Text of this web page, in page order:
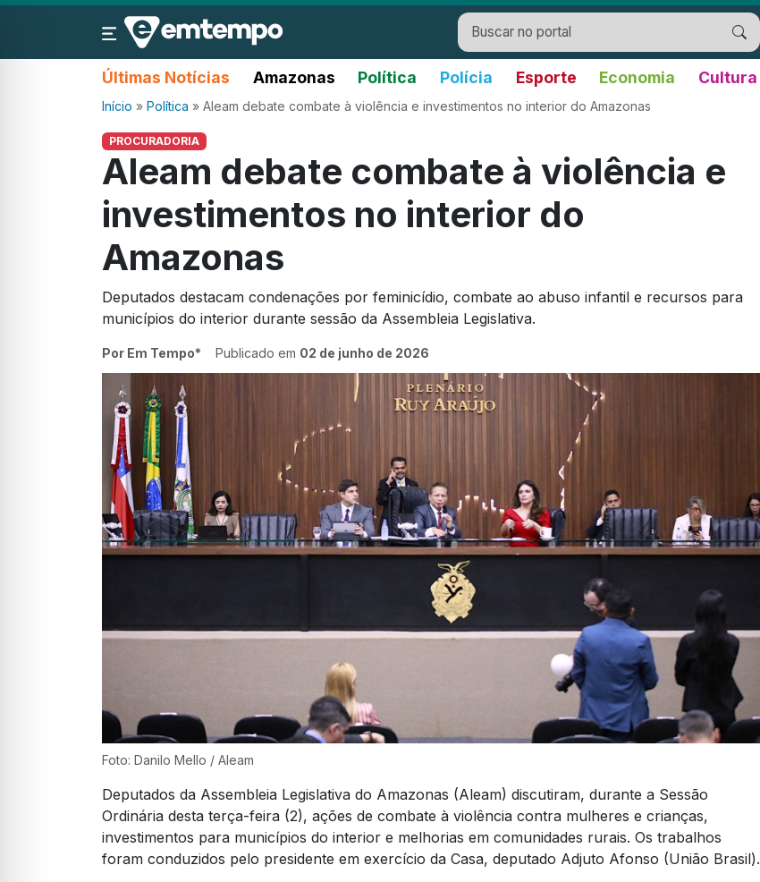
Últimas Notícias Amazonas Política Polícia Esporte Economia Cultura
Início » Política » Aleam debate combate à violência e investimentos no interior do Amazonas
PROCURADORIA
Aleam debate combate à violência e
investimentos no interior do
Amazonas
Deputados destacam condenações por feminicídio, combate ao abuso infantil e recursos para
municípios do interior durante sessão da Assembleia Legislativa.
Por Em Tempo* Publicado em 02 de junho de 2026
Foto: Danilo Mello / Aleam
Deputados da Assembleia Legislativa do Amazonas (Aleam) discutiram, durante a Sessão
Ordinária desta terça-feira (2), ações de combate à violência contra mulheres e crianças,
investimentos para municípios do interior e melhorias em comunidades rurais. Os trabalhos
foram conduzidos pelo presidente em exercício da Casa, deputado Adjuto Afonso (União Brasil).